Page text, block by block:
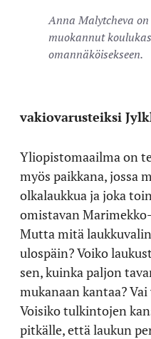
Anna Malytcheva on
muokannut
omannäköisekseen.
vakiovarusteiksi
Yliopistomaailma on
myös paikkana, jossa
olkalaukkua ja joka
omistavan
Mutta mitä
ulospäin? Voiko
sen, kuinka paljon
mukanaan kantaa?
Voisiko tulkintojen
pitkälle, että laukun